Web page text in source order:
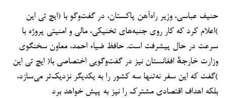
حنیف عباسی، وزیر راه‌آهن پاکستان، در گفت‌وگو با (ایچ تی این
)اعلام کرد که کار روی جنبه‌های تخنیکی، مالی و امنیتی پروژه با
سرعت در حال پیشرفت است. حافظ ضیاء احمد، معاون سخنگوی
وزارت خارجهٔ افغانستان نیز در گفت‌وگویی اختصاصی با( ایچ تی این
)گفت که این سفر نه‌تنها سه کشور را به یکدیگر نزدیک‌تر می‌سازد،
بلکه اهداف اقتصادی مشترک را نیز به پیش خواهد برد